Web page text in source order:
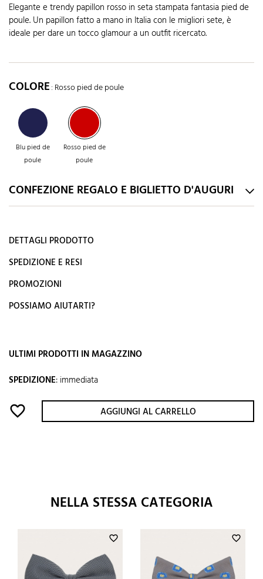
Elegante e trendy papillon rosso in seta stampata fantasia pied de
poule. Un papillon fatto a mano in Italia con le migliori sete, è
ideale per dare un tocco glamour a un outfit ricercato.
COLORE: Rosso pied de poule
Blu pied de
poule
Rosso pied de
poule
CONFEZIONE REGALO E BIGLIETTO D'AUGURI
DETTAGLI PRODOTTO
SPEDIZIONE E RESI
PROMOZIONI
POSSIAMO AIUTARTI?
ULTIMI PRODOTTI IN MAGAZZINO
SPEDIZIONE: immediata
favorite_border AGGIUNGI AL CARRELLO
NELLA STESSA CATEGORIA
favorite_border favorite_border